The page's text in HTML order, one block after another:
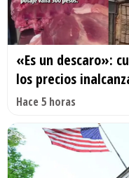
«Es un descaro»:
los precios
Hace 5 horas